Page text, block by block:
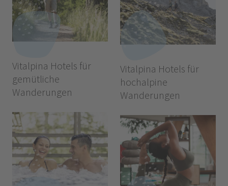
Vitalpina Hotels für
gemütliche
Wanderungen
Vitalpina Hotels für
hochalpine
Wanderungen